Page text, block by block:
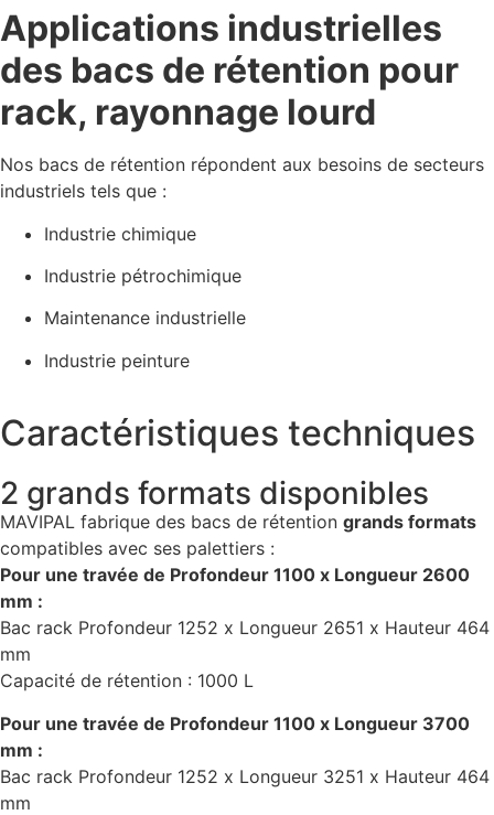
Applications industrielles
des bacs de rétention pour
rack, rayonnage lourd
Nos bacs de rétention répondent aux besoins de secteurs
industriels tels que :
Industrie chimique
Industrie pétrochimique
Maintenance industrielle
Industrie peinture
Caractéristiques techniques
2 grands formats disponibles
MAVIPAL fabrique des bacs de rétention grands formats
compatibles avec ses palettiers :
Pour une travée de Profondeur 1100 x Longueur 2600
mm :
Bac rack Profondeur 1252 x Longueur 2651 x Hauteur 464
mm
Capacité de rétention : 1000 L
Pour une travée de Profondeur 1100 x Longueur 3700
mm :
Bac rack Profondeur 1252 x Longueur 3251 x Hauteur 464
mm